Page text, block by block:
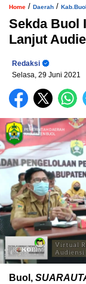
Home / Daerah / Kab.Buol
Sekda Buol
Lanjut
Redaksi
Selasa, 29 Juni 2021
Buol,